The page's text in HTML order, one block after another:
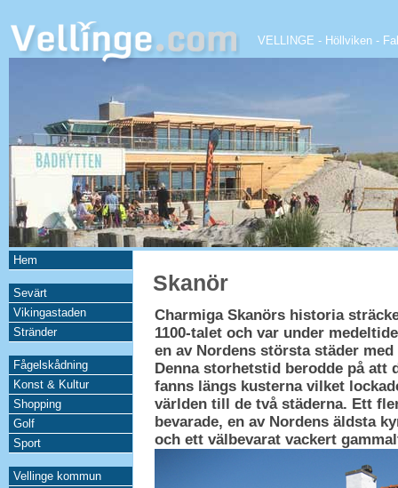
VELLINGE - Höllviken -
Hem
Sevärt
Vikingastaden
Stränder
Fågelskådning
Konst & Kultur
Shopping
Golf
Sport
Vellinge kommun
Skanör
Charmiga Skanörs historia
1100-talet och var under
en av Nordens största städer
Denna storhetstid berodde på att
fanns längs kusterna vilket
världen till de två städerna. Ett
bevarade, en av Nordens äldsta
och ett välbevarat vackert